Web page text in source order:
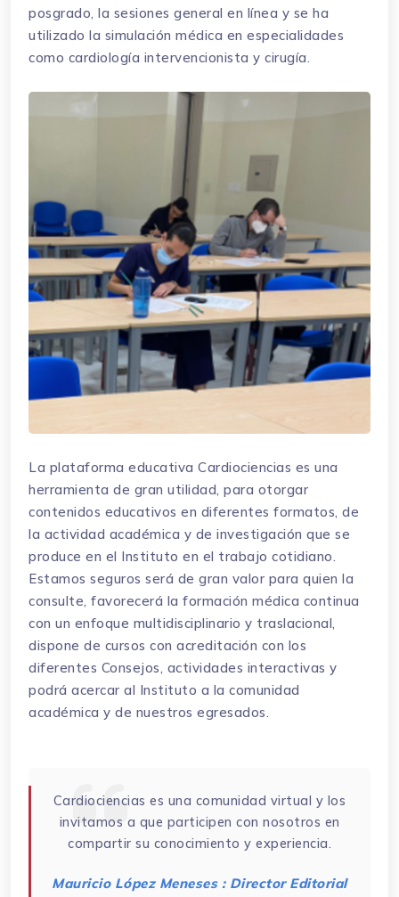
posgrado, la sesiones general en línea y se ha
utilizado la simulación médica en especialidades
como cardiología intervencionista y cirugía.
La plataforma educativa Cardiociencias es una
herramienta de gran utilidad, para otorgar
contenidos educativos en diferentes formatos, de
la actividad académica y de investigación que se
produce en el Instituto en el trabajo cotidiano.
Estamos seguros será de gran valor para quien la
consulte, favorecerá la formación médica continua
con un enfoque multidisciplinario y traslacional,
dispone de cursos con acreditación con los
diferentes Consejos, actividades interactivas y
podrá acercar al Instituto a la comunidad
académica y de nuestros egresados.
Cardiociencias es una comunidad virtual y los
invitamos a que participen con nosotros en
compartir su conocimiento y experiencia.
Mauricio López Meneses : Director Editorial